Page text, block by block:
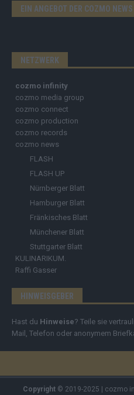
EIN ANGEBOT DER COZMO NEWS
NETZWERK
cozmo infinity
cozmo media group
cozmo connect
cozmo production
cozmo records
cozmo news
FLASH
FLASH UP
Nürnberger Blatt
Hamburger Blatt
Fränkisches Blatt
Münchener Blatt
Stuttgarter Blatt
KULINARIKUM.
Raffi Gasser
HINWEISGEBER
Hast du Hinweise? Teile sie
Mail, Telefon oder anonymem
Copyright© 2019-2025 | cozmo